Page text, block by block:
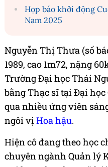
Họp báo khởi động
Nam 2025
Nguyễn Thị Thưa (số
1989, cao 1m72, nặng
Trường Đại học Thái
bằng Thạc sĩ tại Đại
qua nhiều ứng viên
ngôi vịHoa hậu.
Hiện cô đang theo học
chuyên ngành Quản lý